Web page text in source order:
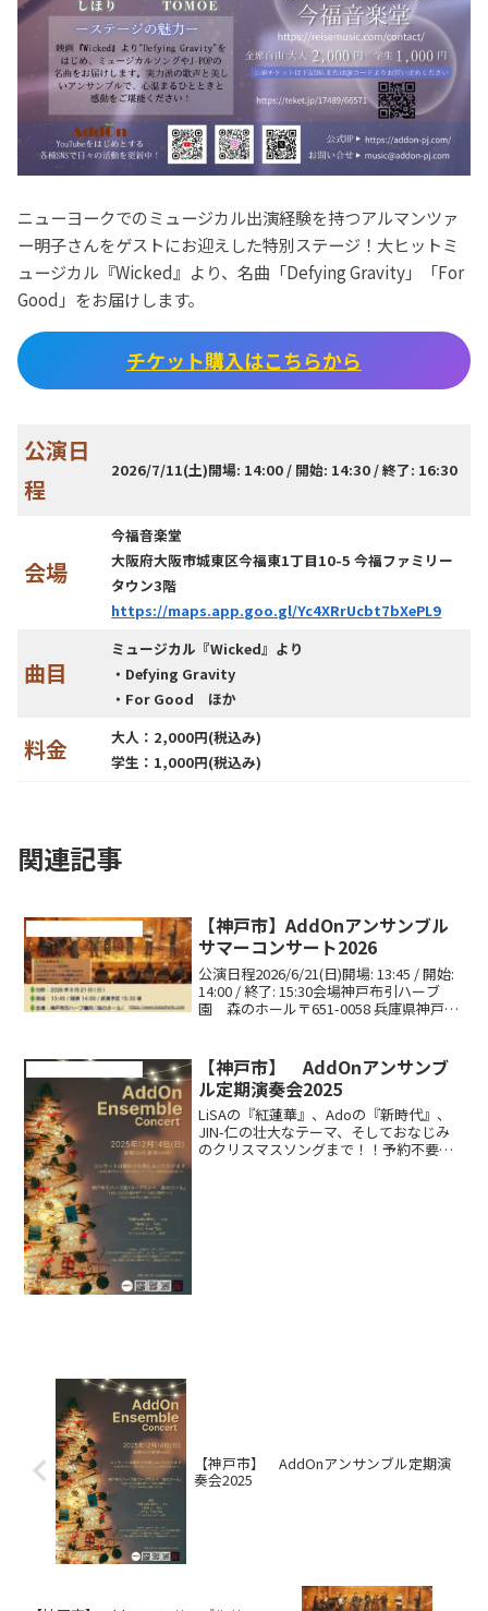
ニューヨークでのミュージカル出演経験を持つアルマンツァ
ー明子さんをゲストにお迎えした特別ステージ！大ヒットミ
ュージカル『Wicked』より、名曲「Defying Gravity」「For
Good」をお届けします。
チケット購入はこちらから
公演日
程
2026/7/11(土)開場: 14:00 / 開始: 14:30 / 終了: 16:30
会場
今福音楽堂
大阪府大阪市城東区今福東1丁目10-5 今福ファミリー
タウン3階
https://maps.app.goo.gl/Yc4XRrUcbt7bXePL9
曲目
ミュージカル『Wicked』より
・Defying Gravity
・For Good ほか
料金
大人：2,000円(税込み)
学生：1,000円(税込み)
関連記事
【神戸市】AddOnアンサンブル
サマーコンサート2026
公演日程2026/6/21(日)開場: 13:45 / 開始:
14:00 / 終了: 15:30会場神戸布引ハーブ
園 森のホール〒651-0058 兵庫県神戸市
【神戸市】 AddOnアンサンブ
ル定期演奏会2025
LiSAの『紅蓮華』、Adoの『新時代』、
JIN-仁の壮大なテーマ、そしておなじみ
のクリスマスソングまで！！予約不要！
【神戸市】 AddOnアンサンブル定期演
奏会2025